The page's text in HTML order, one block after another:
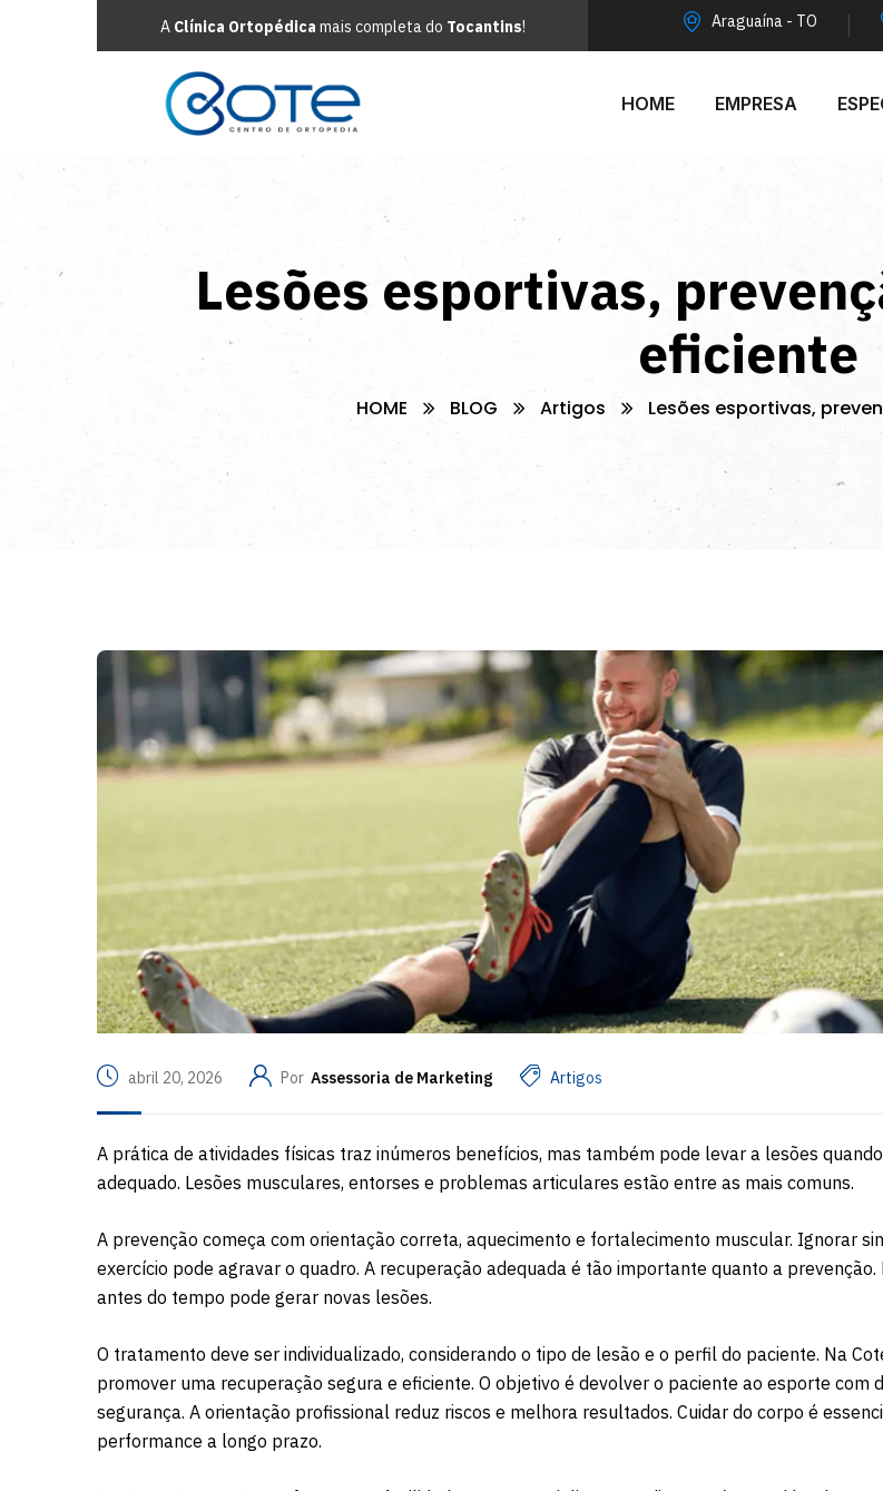
A Clínica Ortopédica mais completa do Tocantins! Araguaína - TO
HOME EMPRESA
Lesões esportivas,
eficiente
HOME BLOG Artigos Lesões esportivas,
abril 20, 2026 Por Assessoria de Marketing Artigos
A prática de atividades físicas traz inúmeros benefícios, mas também pode levar a lesões
adequado. Lesões musculares, entorses e problemas articulares estão entre as mais comuns.
A prevenção começa com orientação correta, aquecimento e fortalecimento muscular. Ignorar
exercício pode agravar o quadro. A recuperação adequada é tão importante quanto a prevenção.
antes do tempo pode gerar novas lesões.
O tratamento deve ser individualizado, considerando o tipo de lesão e o perfil do paciente. Na
promover uma recuperação segura e eficiente. O objetivo é devolver o paciente ao esporte com
segurança. A orientação profissional reduz riscos e melhora resultados. Cuidar do corpo é
performance a longo prazo.